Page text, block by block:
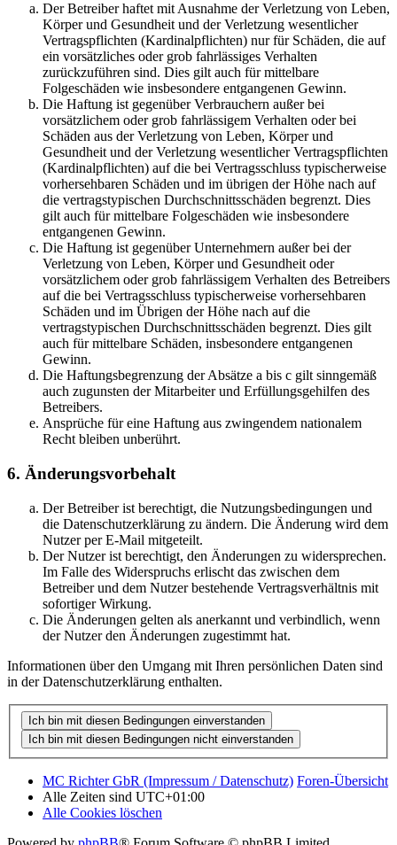
Der Betreiber haftet mit Ausnahme der Verletzung von Leben,
Körper und Gesundheit und der Verletzung wesentlicher
Vertragspflichten (Kardinalpflichten) nur für Schäden, die auf
ein vorsätzliches oder grob fahrlässiges Verhalten
zurückzuführen sind. Dies gilt auch für mittelbare
Folgeschäden wie insbesondere entgangenen Gewinn.
Die Haftung ist gegenüber Verbrauchern außer bei
vorsätzlichem oder grob fahrlässigem Verhalten oder bei
Schäden aus der Verletzung von Leben, Körper und
Gesundheit und der Verletzung wesentlicher Vertragspflichten
(Kardinalpflichten) auf die bei Vertragsschluss typischerweise
vorhersehbaren Schäden und im übrigen der Höhe nach auf
die vertragstypischen Durchschnittsschäden begrenzt. Dies
gilt auch für mittelbare Folgeschäden wie insbesondere
entgangenen Gewinn.
Die Haftung ist gegenüber Unternehmern außer bei der
Verletzung von Leben, Körper und Gesundheit oder
vorsätzlichem oder grob fahrlässigem Verhalten des Betreibers
auf die bei Vertragsschluss typischerweise vorhersehbaren
Schäden und im Übrigen der Höhe nach auf die
vertragstypischen Durchschnittsschäden begrenzt. Dies gilt
auch für mittelbare Schäden, insbesondere entgangenen
Gewinn.
Die Haftungsbegrenzung der Absätze a bis c gilt sinngemäß
auch zugunsten der Mitarbeiter und Erfüllungsgehilfen des
Betreibers.
Ansprüche für eine Haftung aus zwingendem nationalem
Recht bleiben unberührt.
6. Änderungsvorbehalt
Der Betreiber ist berechtigt, die Nutzungsbedingungen und
die Datenschutzerklärung zu ändern. Die Änderung wird dem
Nutzer per E-Mail mitgeteilt.
Der Nutzer ist berechtigt, den Änderungen zu widersprechen.
Im Falle des Widerspruchs erlischt das zwischen dem
Betreiber und dem Nutzer bestehende Vertragsverhältnis mit
sofortiger Wirkung.
Die Änderungen gelten als anerkannt und verbindlich, wenn
der Nutzer den Änderungen zugestimmt hat.
Informationen über den Umgang mit Ihren persönlichen Daten sind
in der Datenschutzerklärung enthalten.
MC Richter GbR (Impressum / Datenschutz) Foren-Übersicht
Alle Zeiten sind UTC+01:00
Alle Cookies löschen